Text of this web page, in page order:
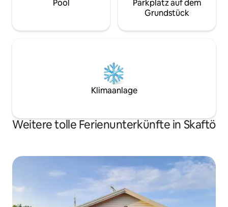
Pool
Parkplatz auf dem
Grundstück
Klimaanlage
Weitere tolle Ferienunterkünfte in Skaftö